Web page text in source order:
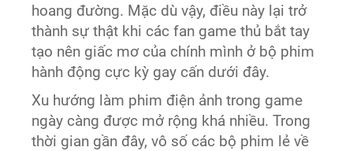
hoang đường. Mặc dù vậy, điều này lại trở
thành sự thật khi các fan game thủ bắt tay
tạo nên giấc mơ của chính mình ở bộ phim
hành động cực kỳ gay cấn dưới đây.
Xu hướng làm phim điện ảnh trong game
ngày càng được mở rộng khá nhiều. Trong
thời gian gần đây, vô số các bộ phim lẻ về